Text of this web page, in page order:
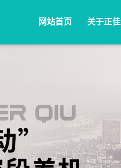
网站首页 关于正佳